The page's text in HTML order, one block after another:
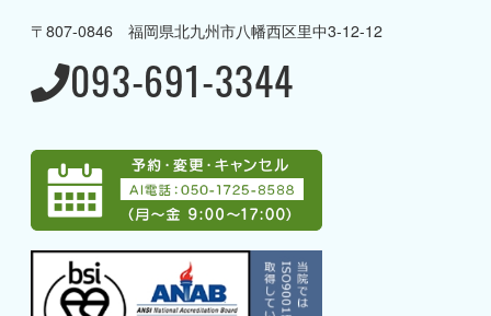
→ 病棟のご案内
→ 当院で受けることのできる
専門治療
→ アクセス
→ グループ案内
→ 採用情報
〒807-0846 福岡県北九州市八幡西区里中3-12-12
093-691-3344